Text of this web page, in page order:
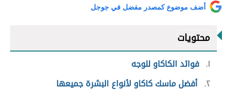
أضف موضوع كمصدر مفضل في جوجل
محتويات
١ فوائد الكاكاو للوجه
٢ أفضل ماسك كاكاو لأنواع البشرة جميعها